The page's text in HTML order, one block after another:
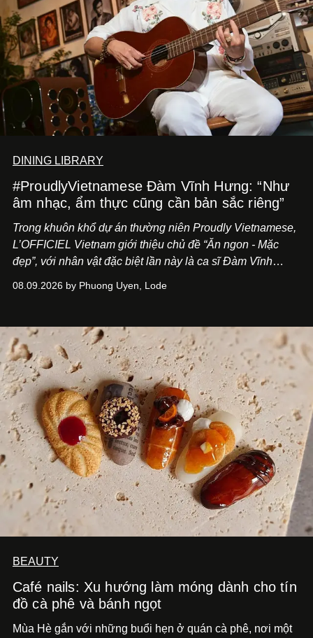
DINING LIBRARY
#ProudlyVietnamese Đàm Vĩnh Hưng: “Như
âm nhạc, ẩm thực cũng cần bản sắc riêng”
Trong khuôn khổ dự án thường niên Proudly Vietnamese,
L’OFFICIEL Vietnam giới thiệu chủ đề “Ăn ngon - Mặc
đẹp”, với nhân vật đặc biệt lần này là ca sĩ Đàm Vĩnh
Cà Phê Cà Pháo mang dấu ấn Indochine hoài niệm, thu
08.09.2026 by Phuong Uyen, Lode
BEAUTY
Café nails: Xu hướng làm móng dành cho tín
đồ cà phê và bánh ngọt
Mùa Hè gắn với những buổi hẹn ở quán cà phê, nơi một